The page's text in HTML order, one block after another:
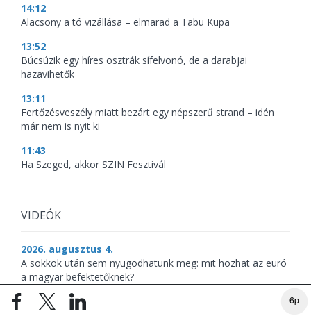
6p
14:12
Alacsony a tó vizállása – elmarad a Tabu Kupa
13:52
Búcsúzik egy híres osztrák sífelvonó, de a darabjai
hazavihetők
13:11
Fertőzésveszély miatt bezárt egy népszerű strand – idén
már nem is nyit ki
11:43
Ha Szeged, akkor SZIN Fesztivál
VIDEÓK
2026. augusztus 4.
A sokkok után sem nyugodhatunk meg: mit hozhat az euró
a magyar befektetőknek?
2026. augusztus 3.